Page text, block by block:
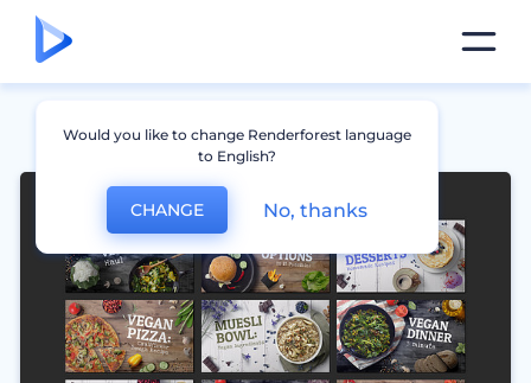
Would you like to change Renderforest language
to English?
CHANGE No, thanks